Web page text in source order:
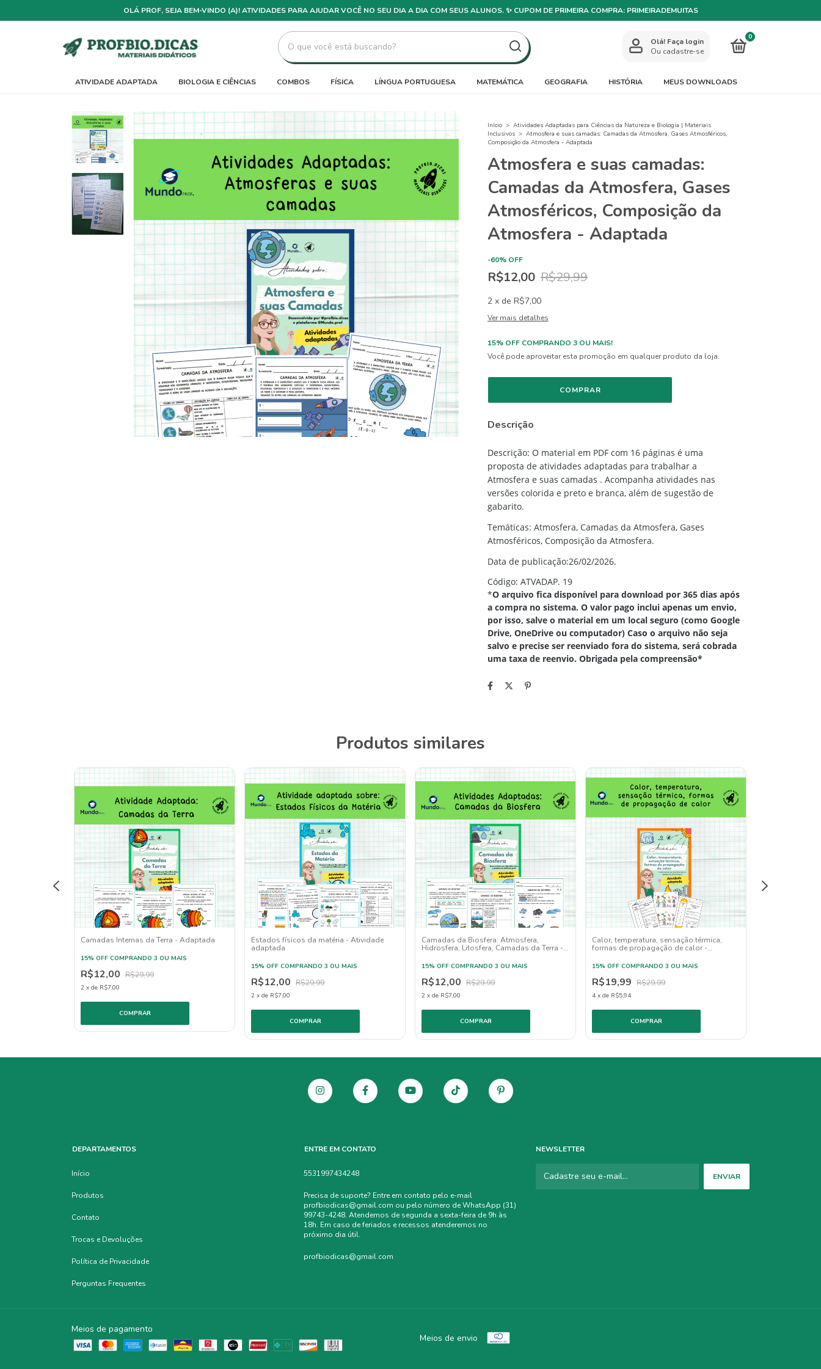
OLÁ PROF, SEJA BEM-VINDO (A)! ATIVIDADES PARA AJUDAR VOCÊ NO SEU DIA A DIA COM SEUS ALUNOS. ✨ CUPOM DE PRIMEIRA COMPRA: PRIMEIRADEMUITAS
Olá! Faça login
Ou cadastre-se
0
ATIVIDADE ADAPTADA BIOLOGIA E CIÊNCIAS COMBOS FÍSICA LÍNGUA PORTUGUESA MATEMÁTICA GEOGRAFIA HISTÓRIA MEUS DOWNLOADS
Início > Atividades Adaptadas para Ciências da Natureza e Biologia | Materiais
Inclusivos > Atmosfera e suas camadas: Camadas da Atmosfera, Gases Atmosféricos,
Composição da Atmosfera - Adaptada
Atmosfera e suas camadas:
Camadas da Atmosfera, Gases
Atmosféricos, Composição da
Atmosfera - Adaptada
-60% OFF
R$12,00 R$29,99
2 x de R$7,00
Ver mais detalhes
15% OFF COMPRANDO 3 OU MAIS!
Você pode aproveitar esta promoção em qualquer produto da loja.
Descrição
​Descrição: O material em PDF com 16 páginas é uma
proposta de atividades adaptadas para trabalhar a
Atmosfera e suas camadas . Acompanha atividades nas
versões colorida e preto e branca, além de sugestão de
gabarito.
Temáticas: Atmosfera, Camadas da Atmosfera, Gases
Atmosféricos, Composição da Atmosfera.
Data de publicação:26/02/2026.
Código: ATVADAP. 19
*O arquivo fica disponível para download por 365 dias após
a compra no sistema. O valor pago inclui apenas um envio,
por isso, salve o material em um local seguro (como Google
Drive, OneDrive ou computador) Caso o arquivo não seja
salvo e precise ser reenviado fora do sistema, será cobrada
uma taxa de reenvio. Obrigada pela compreensão*
Produtos similares
Camadas Internas da Terra - Adaptada
15% OFF COMPRANDO 3 OU MAIS
R$12,00 R$29,99
2 x de R$7,00
Estados físicos da matéria - Atividade
adaptada
15% OFF COMPRANDO 3 OU MAIS
R$12,00 R$29,99
2 x de R$7,00
Camadas da Biosfera: Atmosfera,
Hidrosfera, Litosfera, Camadas da Terra -
15% OFF COMPRANDO 3 OU MAIS
R$12,00 R$29,99
2 x de R$7,00
Calor, temperatura, sensação térmica,
formas de propagação de calor -
15% OFF COMPRANDO 3 OU MAIS
R$19,99 R$29,99
4 x de R$5,94
DEPARTAMENTOS
Início
Produtos
Contato
Trocas e Devoluções
Política de Privacidade
Perguntas Frequentes
ENTRE EM CONTATO
5531997434248
Precisa de suporte? Entre em contato pelo e-mail
profbiodicas@gmail.com ou pelo número de WhatsApp (31)
99743-4248. Atendemos de segunda a sexta-feira de 9h às
18h. Em caso de feriados e recessos atenderemos no
próximo dia útil.
profbiodicas@gmail.com
NEWSLETTER
Meios de pagamento
Meios de envio